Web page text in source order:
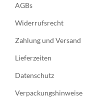
AGBs
Widerrufsrecht
Zahlung und Versand
Lieferzeiten
Datenschutz
Verpackungshinweise